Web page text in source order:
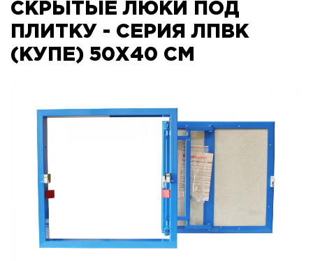
СКРЫТЫЕ ЛЮКИ ПОД
ПЛИТКУ - СЕРИЯ ЛПВК
(КУПЕ) 50X40 СМ